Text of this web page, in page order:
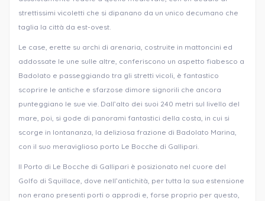
strettissimi vicoletti che si dipanano da un unico decumano che
taglia la città da est-ovest.
Le case, erette su archi di arenaria, costruite in mattoncini ed
addossate le une sulle altre, conferiscono un aspetto fiabesco a
Badolato e passeggiando tra gli stretti vicoli, è fantastico
scoprire le antiche e sfarzose dimore signorili che ancora
punteggiano le sue vie. Dall’alto dei suoi 240 metri sul livello del
mare, poi, si gode di panorami fantastici della costa, in cui si
scorge in lontananza, la deliziosa frazione di Badolato Marina,
con il suo meraviglioso porto Le Bocche di Gallipari.
Il Porto di Le Bocche di Gallipari è posizionato nel cuore del
Golfo di Squillace, dove nell’antichità, per tutta la sua estensione
non erano presenti porti o approdi e, forse proprio per questo,